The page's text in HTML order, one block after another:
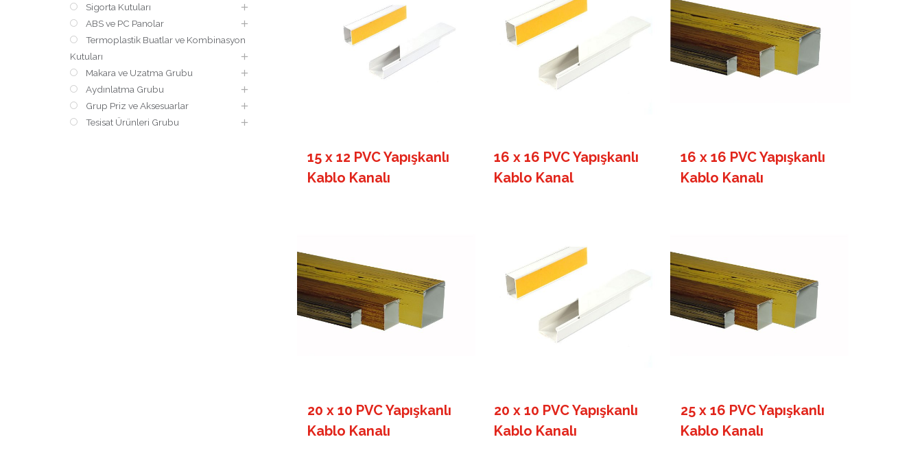
15 x 12 PVC Yapışkanlı
Kablo Kanalı
16 x 16 PVC Yapışkanlı
Kablo Kanal
16 x 16 PVC Yapışkanlı
Kablo Kanalı
20 x 10 PVC Yapışkanlı
Kablo Kanalı
20 x 10 PVC Yapışkanlı
Kablo Kanalı
25 x 16 PVC Yapışkanlı
Kablo Kanalı
Sigorta Kutuları
ABS ve PC Panolar
Termoplastik Buatlar ve Kombinasyon
Kutuları
Makara ve Uzatma Grubu
Aydınlatma Grubu
Grup Priz ve Aksesuarlar
Tesisat Ürünleri Grubu